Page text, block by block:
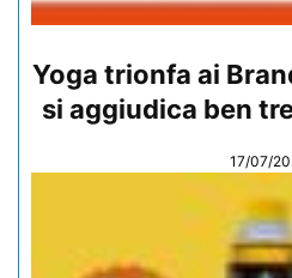
Yoga trionfa ai
si aggiudica ben
17/07/